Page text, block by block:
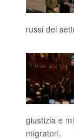
russi del
giustizia e
migratori.